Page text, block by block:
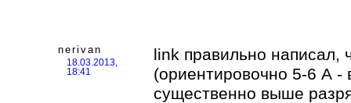
nerivan
18.03.2013,
18:41
link правильно написал,
(ориентировочно 5-6 А
существенно выше